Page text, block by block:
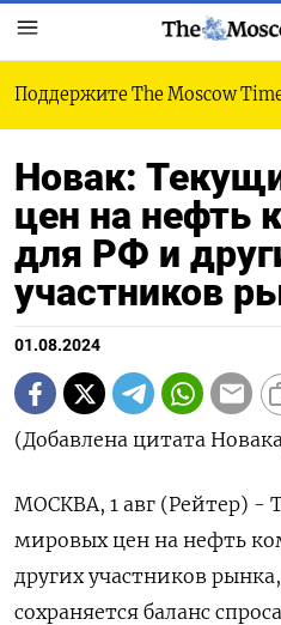
Поддержите The Moscow
Новак:
цен на нефть
для РФ и
участников
01.08.2024
(Добавлена цитата
МОСКВА, 1 авг (Рейтер) -
мировых цен на нефть
других участников
сохраняется баланс